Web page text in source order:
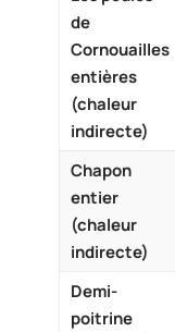
de
Cornouailles
entières
(chaleur
indirecte)
Chapon
entier
(chaleur
indirecte)
Demi-
poitrine